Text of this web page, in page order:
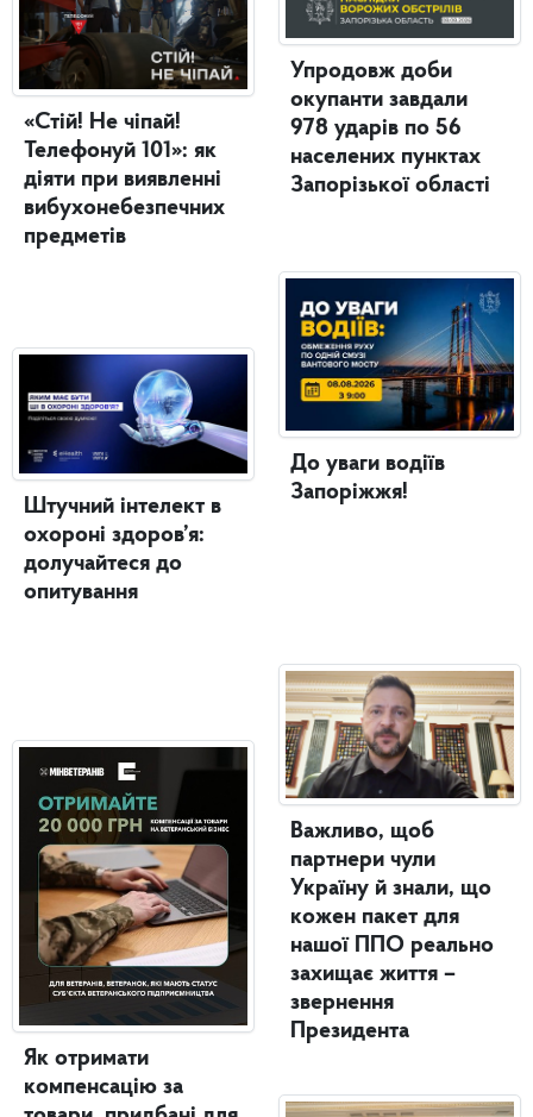
«Стій! Не чіпай!
Телефонуй 101»: як
діяти при виявленні
вибухонебезпечних
предметів
Штучний інтелект в
охороні здоров’я:
долучайтеся до
опитування
Як отримати
компенсацію за
Упродовж доби
окупанти завдали
978 ударів по 56
населених пунктах
Запорізької області
До уваги водіїв
Запоріжжя!
Важливо, щоб
партнери чули
Україну й знали, що
кожен пакет для
нашої ППО реально
захищає життя –
звернення
Президента